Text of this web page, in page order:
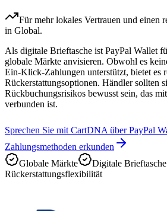
Für mehr lokales Vertrauen und einen
in Global.
Als digitale Brieftasche ist PayPal Wallet
globale Märkte anvisieren. Obwohl es
Ein-Klick-Zahlungen unterstützt, bietet es
Rückerstattungsoptionen. Händler sollten
Rückbuchungsrisikos bewusst sein, das
verbunden ist.
Sprechen Sie mit CartDNA über PayPal
Zahlungsmethoden erkunden
Globale Märkte
Digitale Brieftasche
Rückerstattungsflexibilität